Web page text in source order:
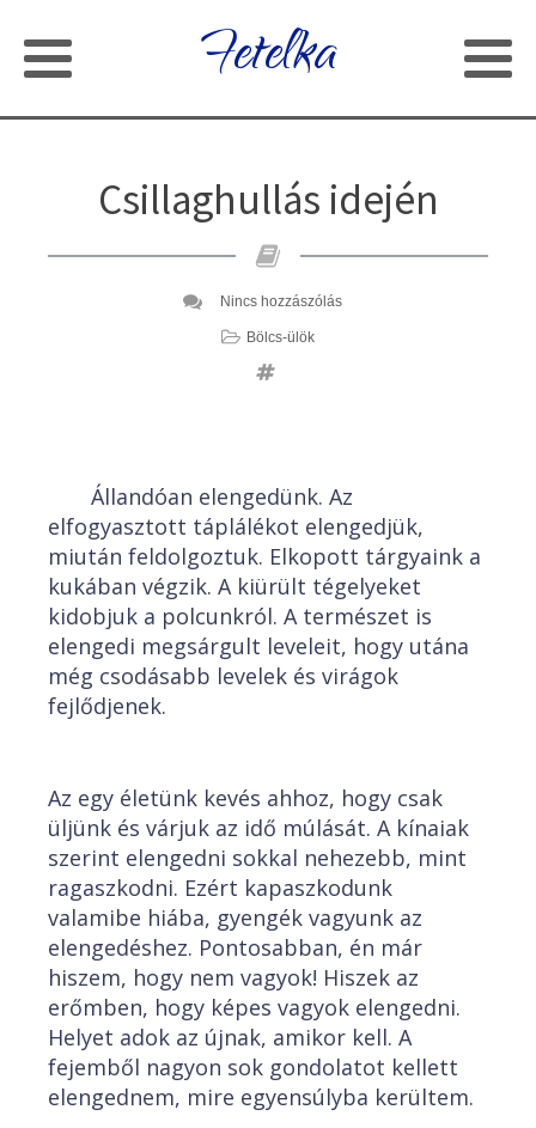
Fetelka
Csillaghullás idején
Nincs hozzászólás
Bölcs-ülök
Állandóan elengedünk. Az
elfogyasztott táplálékot elengedjük,
miután feldolgoztuk. Elkopott tárgyaink a
kukában végzik. A kiürült tégelyeket
kidobjuk a polcunkról. A természet is
elengedi megsárgult leveleit, hogy utána
még csodásabb levelek és virágok
fejlődjenek.
Az egy életünk kevés ahhoz, hogy csak
üljünk és várjuk az idő múlását. A kínaiak
szerint elengedni sokkal nehezebb, mint
ragaszkodni. Ezért kapaszkodunk
valamibe hiába, gyengék vagyunk az
elengedéshez. Pontosabban, én már
hiszem, hogy nem vagyok! Hiszek az
erőmben, hogy képes vagyok elengedni.
Helyet adok az újnak, amikor kell. A
fejemből nagyon sok gondolatot kellett
elengednem, mire egyensúlyba kerültem.